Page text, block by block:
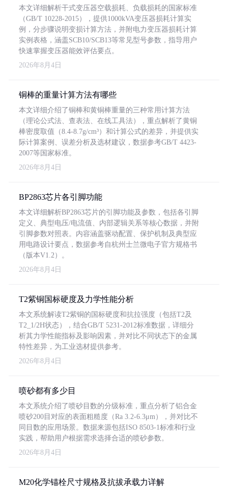
本文详细解析干式变压器空载损耗、负载损耗的国家标准
（GB/T 10228-2015），提供1000kVA变压器损耗计算实
例，分步骤说明变损计算方法，并附电力变压器损耗计算
实例表格，涵盖SCB10/SCB13等常见型号参数，指导用户
快速掌握变压器能效评估要点。
2026年8月4日
铜棒的重量计算方法有哪些
本文详细介绍了铜棒和黄铜棒重量的三种常用计算方法
（理论公式法、查表法、在线工具法），重点解析了黄铜
棒密度取值（8.4-8.7g/cm³）和计算公式的差异，并提供实
际计算案例、误差分析及选材建议，数据参考GB/T 4423-
2007等国家标准。
2026年8月4日
BP2863芯片各引脚功能
本文详细解析BP2863芯片的引脚功能及参数，包括各引脚
定义、典型电压/电流值、内部逻辑关系等核心数据，并附
引脚参数对照表。内容涵盖驱动配置、保护机制及典型应
用电路设计要点，数据参考自杭州士兰微电子官方规格书
（版本V1.2）。
2026年8月4日
T2紫铜国标硬度及力学性能分析
本文系统解读T2紫铜的国标硬度和抗拉强度（包括T2及
T2_1/2H状态），结合GB/T 5231-2012标准数据，详细分
析其力学性能指标及影响因素，并对比不同状态下的金属
特性差异，为工业选材提供参考。
2026年8月4日
喷砂都有多少目
本文系统介绍了喷砂目数的分级标准，重点分析了铝合金
喷砂200目对应的表面粗糙度（Ra 3.2-6.3μm），并对比不
同目数的应用场景。数据来源包括ISO 8503-1标准和行业
实践，帮助用户根据需求选择合适的喷砂参数。
2026年8月4日
M20化学锚栓尺寸规格及抗拔承载力详解